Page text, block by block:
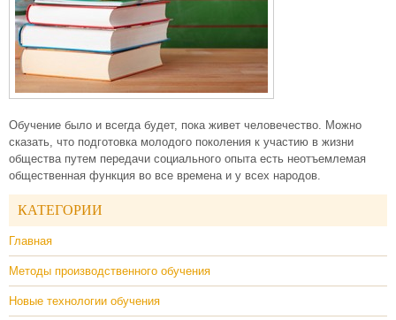
Обучение было и всегда будет, пока живет человечество. Можно
сказать, что подготовка молодого поколения к участию в жизни
общества путем передачи социального опыта есть неотъемлемая
общественная функция во все времена и у всех народов.
КАТЕГОРИИ
Главная
Методы производственного обучения
Новые технологии обучения